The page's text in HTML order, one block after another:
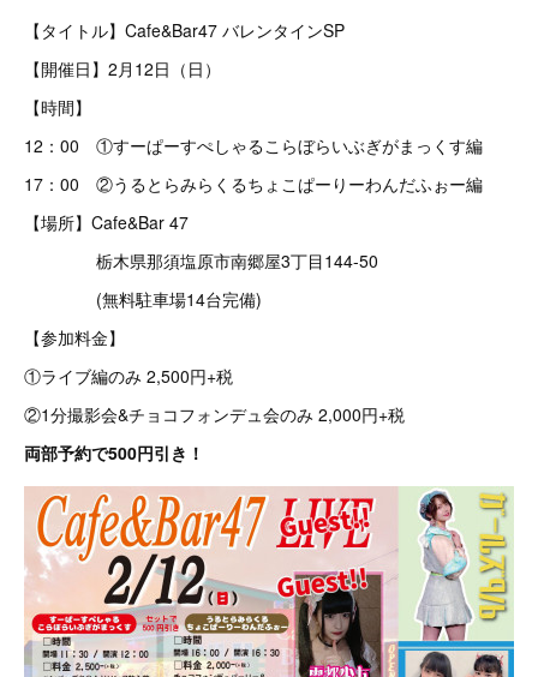
【タイトル】Cafe&Bar47 バレンタインSP
【開催日】2月12日（日）
【時間】
12：00 ①すーぱーすぺしゃるこらぼらいぶぎがまっくす編
17：00 ②うるとらみらくるちょこぱーりーわんだふぉー編
【場所】Cafe&Bar 47
栃木県那須塩原市南郷屋3丁目144-50
(無料駐車場14台完備)
【参加料金】
①ライブ編のみ 2,500円+税
②1分撮影会&チョコフォンデュ会のみ 2,000円+税
両部予約で500円引き！